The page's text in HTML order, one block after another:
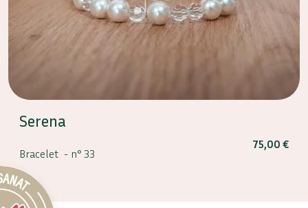
Serena
Bracelet - n° 33
75,00 €